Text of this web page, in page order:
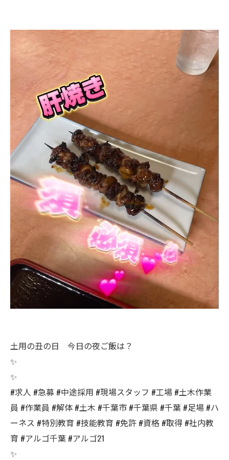
土用の丑の日 今日の夜ご飯は？
✨
✨
#求人 #急募 #中途採用 #現場スタッフ #工場 #土木作業
員 #作業員 #解体 #土木 #千葉市 #千葉県 #千葉 #足場 #ハ
ーネス #特別教育 #技能教育 #免許 #資格 #取得 #社内教
育 #アルゴ千葉 #アルゴ21
✨